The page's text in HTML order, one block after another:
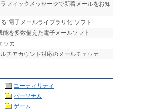
フィックメッセージで新着メールをお知
“電子メールライブラリ化”ソフト
を多数備えた電子メールソフト
ッカ
チアカウント対応のメールチェッカ
ユーティリティ
パーソナル
ゲーム